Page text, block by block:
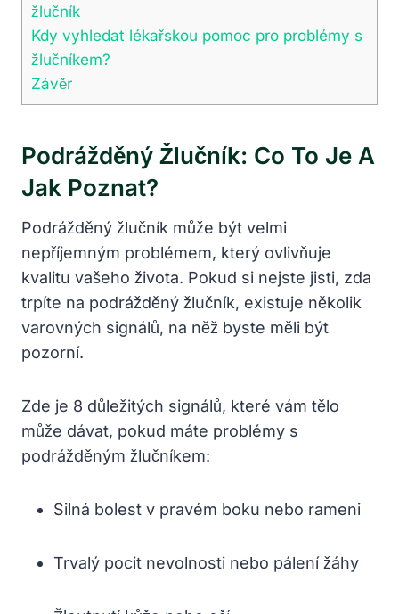
žlučník
Kdy vyhledat lékařskou pomoc pro problémy s
žlučníkem?
Závěr
Podrážděný Žlučník: Co To Je A
Jak Poznat?
Podrážděný žlučník může být velmi
nepříjemným problémem, který ovlivňuje
kvalitu vašeho života. Pokud si nejste jisti, zda
trpíte na podrážděný žlučník, existuje několik
varovných signálů, na něž byste měli být
pozorní.
Zde je 8 důležitých signálů, které vám tělo
může dávat, pokud máte problémy s
podrážděným žlučníkem:
Silná bolest v pravém boku nebo rameni
Trvalý pocit nevolnosti nebo pálení žáhy